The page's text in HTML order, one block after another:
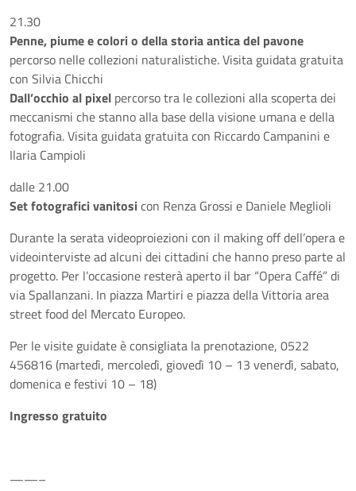
21.30
Penne, piume e colori o della storia antica del pavone
percorso nelle collezioni naturalistiche. Visita guidata gratuita
con Silvia Chicchi
Dall’occhio al pixel percorso tra le collezioni alla scoperta dei
meccanismi che stanno alla base della visione umana e della
fotografia. Visita guidata gratuita con Riccardo Campanini e
Ilaria Campioli
dalle 21.00
Set fotografici vanitosicon Renza Grossi e Daniele Meglioli
Durante la serata videoproiezioni con il making off dell’opera e
videointerviste ad alcuni dei cittadini che hanno preso parte al
progetto. Per l’occasione resterà aperto il bar “Opera Caffé” di
via Spallanzani. In piazza Martiri e piazza della Vittoria area
street food del Mercato Europeo.
Per le visite guidate è consigliata la prenotazione, 0522
456816 (martedì, mercoledì, giovedì 10 – 13 venerdì, sabato,
domenica e festivi 10 – 18)
Ingresso gratuito
——–